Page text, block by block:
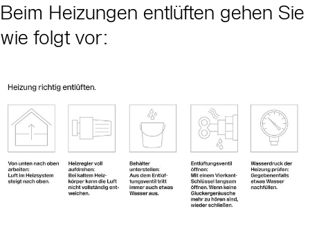
Beim Heizungen entlüften gehen Sie
wie folgt vor: